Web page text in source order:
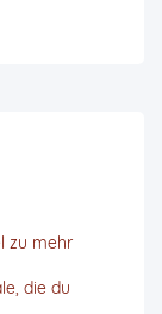
zu mehr
die du